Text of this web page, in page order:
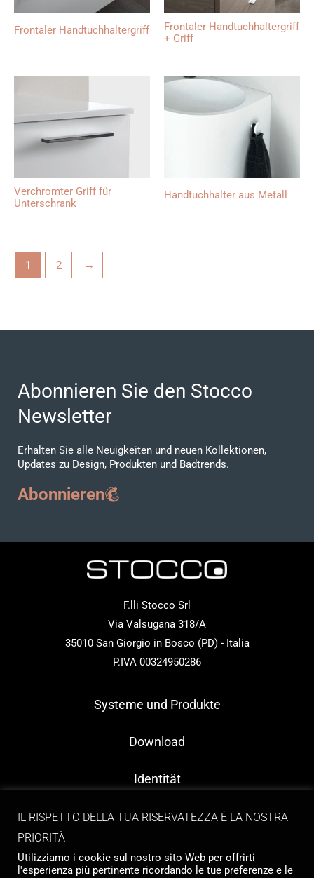
Frontaler Handtuchhaltergriff
Frontaler Handtuchhaltergriff
+ Griff
Verchromter Griff für
Unterschrank
Handtuchhalter aus Metall
1 2 →
Abonnieren Sie den Stocco
Newsletter
Erhalten Sie alle Neuigkeiten und neuen Kollektionen,
Updates zu Design, Produkten und Badtrends.
Abonnieren
F.lli Stocco Srl
Via Valsugana 318/A
35010 San Giorgio in Bosco (PD) - Italia
P.IVA 00324950286
Systeme und Produkte
Download
Identität
Kontakt
IL RISPETTO DELLA TUA RISERVATEZZA È LA NOSTRA
PRIORITÀ
Utilizziamo i cookie sul nostro sito Web per offrirti
l'esperienza più pertinente ricordando le tue preferenze e le